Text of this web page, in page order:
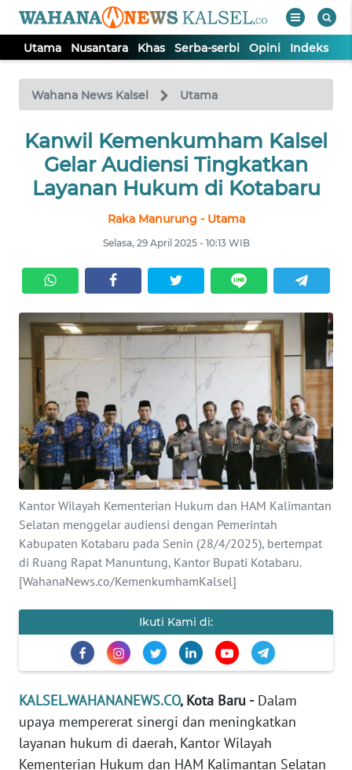
Utama Nusantara Khas Serba-serbi Opini Indeks
Wahana News Kalsel Utama
Kanwil Kemenkumham Kalsel
Gelar Audiensi Tingkatkan
Layanan Hukum di Kotabaru
Raka Manurung - Utama
Selasa, 29 April 2025 - 10:13 WIB
Kantor Wilayah Kementerian Hukum dan HAM Kalimantan
Selatan menggelar audiensi dengan Pemerintah
Kabupaten Kotabaru pada Senin (28/4/2025), bertempat
di Ruang Rapat Manuntung, Kantor Bupati Kotabaru.
[WahanaNews.co/KemenkumhamKalsel]
Ikuti Kami di:
KALSEL.WAHANANEWS.CO, Kota Baru -Dalam
upaya mempererat sinergi dan meningkatkan
layanan hukum di daerah, Kantor Wilayah
Kementerian Hukum dan HAM Kalimantan Selatan
TV
Tutup
UTAMA
NUSANTARA
SERBA-
SERBI
OPINI
Informasi
INDEKS
BERITA
KONTAK
KAMI
INFO
IKLAN
TENTANG
SIBER
REDAKSI
KARIR